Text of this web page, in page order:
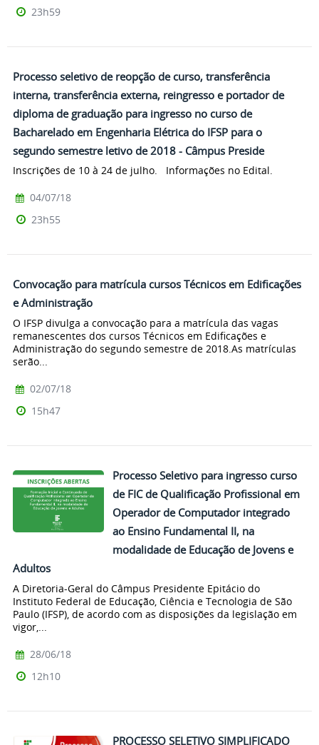
23h59
Processo seletivo de reopção de curso, transferência
interna, transferência externa, reingresso e portador de
diploma de graduação para ingresso no curso de
Bacharelado em Engenharia Elétrica do IFSP para o
segundo semestre letivo de 2018 - Câmpus Preside
Inscrições de 10 à 24 de julho. Informações no Edital.
04/07/18
23h55
Convocação para matrícula cursos Técnicos em Edificações
e Administração
O IFSP divulga a convocação para a matrícula das vagas
remanescentes dos cursos Técnicos em Edificações e
Administração do segundo semestre de 2018.As matrículas
serão...
02/07/18
15h47
Processo Seletivo para ingresso curso
de FIC de Qualificação Profissional em
Operador de Computador integrado
ao Ensino Fundamental II, na
modalidade de Educação de Jovens e
Adultos
A Diretoria-Geral do Câmpus Presidente Epitácio do
Instituto Federal de Educação, Ciência e Tecnologia de São
Paulo (IFSP), de acordo com as disposições da legislação em
vigor,...
28/06/18
12h10
PROCESSO SELETIVO SIMPLIFICADO